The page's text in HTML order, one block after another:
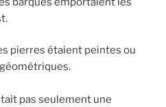
pierres étaient peintes ou
pas seulement une